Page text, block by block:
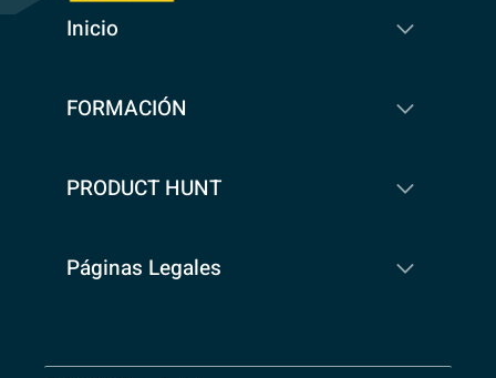
Inicio
FORMACIÓN
PRODUCT HUNT
Páginas Legales